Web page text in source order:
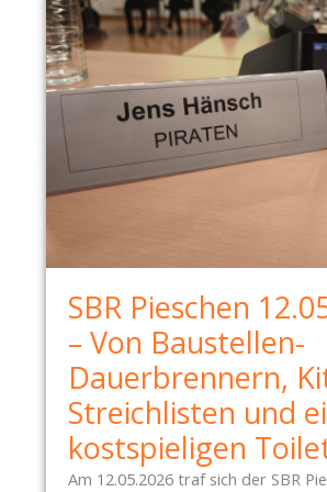
SBR Pieschen
– Von Baustellen-
Dauerbrennern,
Streichlisten und
kostspieligen
Am 12.05.2026 traf sich der SBR